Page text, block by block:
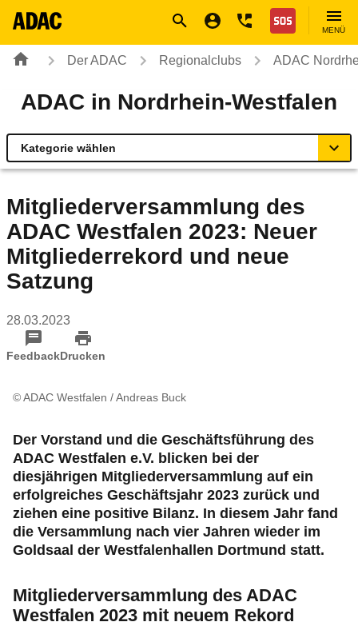
Nothilfe
MENÜ
Der ADAC Regionalclubs ADAC
ADAC in Nordrhein-Westfalen
Kategorie wählen
Rund ums Fahrzeug
Verkehr & Sicherheit
Reise & Freizeit
Recht & Rat
Mitgliederversammlung des
ADAC Westfalen 2023: Neuer
Mitgliederrekord und neue
Satzung
28.03.2023
FeedbackDrucken
© ADAC Westfalen / Andreas Buck
Der Vorstand und die Geschäftsführung des
ADAC Westfalen e.V. blicken bei der
diesjährigen Mitgliederversammlung auf ein
erfolgreiches Geschäftsjahr 2023 zurück und
ziehen eine positive Bilanz. In diesem Jahr fand
die Versammlung nach vier Jahren wieder im
Goldsaal der Westfalenhallen Dortmund statt.
Mitgliederversammlung des ADAC
Westfalen 2023 mit neuem Rekord